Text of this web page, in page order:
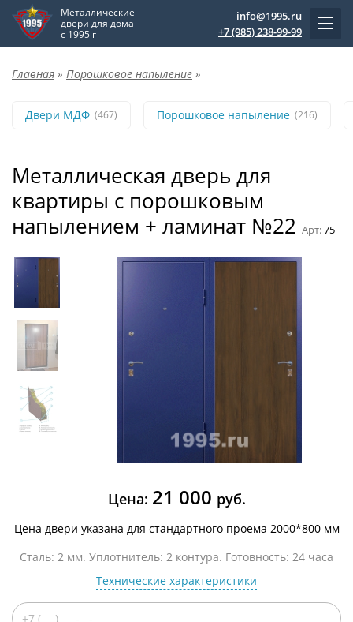
Металлические
двери для дома
с 1995 г
info@1995.ru
+7 (985) 238-99-99
Главная » Порошковое напыление »
Двери МДФ (467) Порошковое напыление (216)
Металлическая дверь для
квартиры с порошковым
напылением + ламинат №22 Арт:75
Цена: 21 000 руб.
Цена двери указана для стандартного проема 2000*800 мм
Сталь: 2 мм. Уплотнитель: 2 контура. Готовность: 24 часа
Технические характеристики